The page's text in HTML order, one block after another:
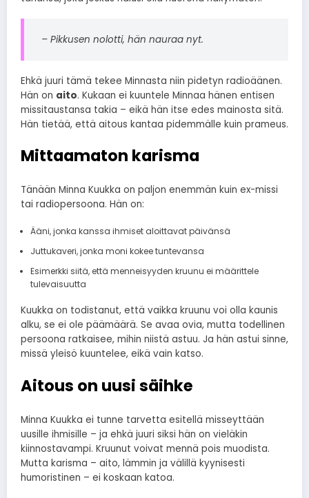
– Pikkusen nolotti, hän nauraa nyt.
Ehkä juuri tämä tekee Minnasta niin pidetyn radioäänen.
Hän on aito. Kukaan ei kuuntele Minnaa hänen entisen
missitaustansa takia – eikä hän itse edes mainosta sitä.
Hän tietää, että aitous kantaa pidemmälle kuin prameus.
Mittaamaton karisma
Tänään Minna Kuukka on paljon enemmän kuin ex-missi
tai radiopersoona. Hän on:
Ääni, jonka kanssa ihmiset aloittavat päivänsä
Juttukaveri, jonka moni kokee tuntevansa
Esimerkki siitä, että menneisyyden kruunu ei määrittele
tulevaisuutta
Kuukka on todistanut, että vaikka kruunu voi olla kaunis
alku, se ei ole päämäärä. Se avaa ovia, mutta todellinen
persoona ratkaisee, mihin niistä astuu. Ja hän astui sinne,
missä yleisö kuuntelee, eikä vain katso.
Aitous on uusi säihke
Minna Kuukka ei tunne tarvetta esitellä misseyttään
uusille ihmisille – ja ehkä juuri siksi hän on vieläkin
kiinnostavampi. Kruunut voivat mennä pois muodista.
Mutta karisma – aito, lämmin ja välillä kyynisesti
humoristinen – ei koskaan katoa.